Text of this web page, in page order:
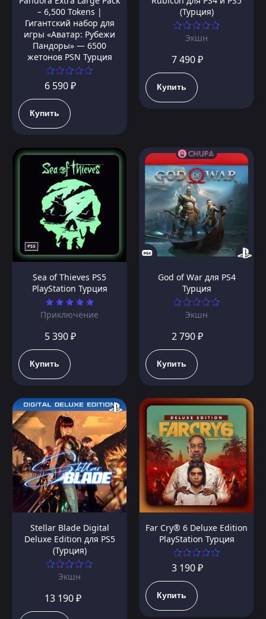
– 6,500 Tokens |
Гигантский набор для
игры «Аватар: Рубежи
Пандоры» — 6500
жетонов PSN Турция
6 590 ₽
Купить
(Турция)
Экшн
7 490 ₽
Купить
Sea of Thieves PS5
PlayStation Турция
Приключение
5 390 ₽
Купить
God of War для PS4
Турция
Экшн
2 790 ₽
Купить
Stellar Blade Digital
Deluxe Edition для PS5
(Турция)
Экшн
13 190 ₽
Far Cry® 6 Deluxe Edition
PlayStation Турция
3 190 ₽
Купить